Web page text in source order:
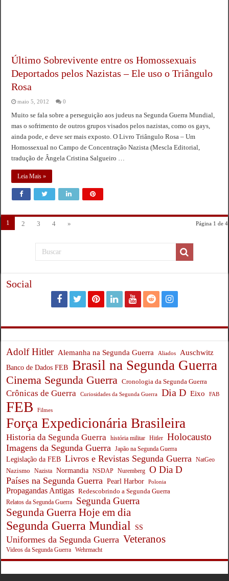
Último Sobrevivente entre os Homossexuais
Deportados pelos Nazistas – Ele uso o Triângulo
Rosa
maio 5, 2012 0
Muito se fala sobre a perseguição aos judeus na Segunda Guerra Mundial,
mas o sofrimento de outros grupos visados pelos nazistas, como os gays,
ainda pode, e deve ser mais exposto. O Livro Triângulo Rosa – Um
Homossexual no Campo de Concentração Nazista (Mescla Editorial,
tradução de Ângela Cristina Salgueiro …
Leia Mais »
Página 1 de 4
1 2 3 4 »
Social
Adolf Hitler Alemanha na Segunda Guerra Aliados Auschwitz
Banco de Dados FEB Brasil na Segunda Guerra
Cinema Segunda Guerra Cronologia da Segunda Guerra
Crônicas de Guerra Curiosidades da Segunda Guerra Dia D Eixo FAB
FEB Filmes
Força Expedicionária Brasileira
Historia da Segunda Guerra história militar Hitler Holocausto
Imagens da Segunda Guerra Japão na Segunda Guerra
Legislação da FEB Livros e Revistas Segunda Guerra NatGeo
Nazismo Nazista Normandia NSDAP Nuremberg O Dia D
Países na Segunda Guerra Pearl Harbor Polonia
Propagandas Antigas Redescobrindo a Segunda Guerra
Relatos da Segunda Guerra Segunda Guerra
Segunda Guerra Hoje em dia
Segunda Guerra Mundial SS
Uniformes da Segunda Guerra Veteranos
Videos da Segunda Guerra Wehrmacht